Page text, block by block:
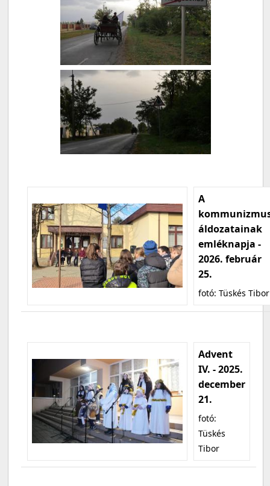
A
áldozatainak
emléknapja -
2026. február
25.
fotó: Tüskés Tibor
Advent
IV. - 2025.
december
21.
fotó:
Tüskés
Tibor